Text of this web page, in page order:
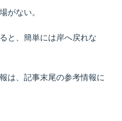
がない。
と、簡単には岸へ戻れな
は、記事末尾の参考情報に